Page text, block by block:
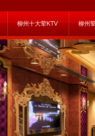
柳州十大荤KTV 柳州